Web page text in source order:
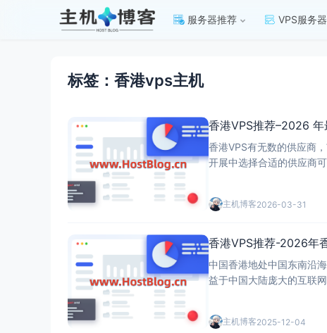
服务器推荐 VPS服务器
标签：香港vps主机
香港VPS推荐–2026
香港VPS有无数的供应商
开展中选择合适的供应商
香港VPS推荐
主机博客2026-03-31
香港VPS推荐-2026年
中国香港地处中国东南沿
益于中国大陆庞大的互联
周边国家。 本篇主机博
主机博客2025-12-04